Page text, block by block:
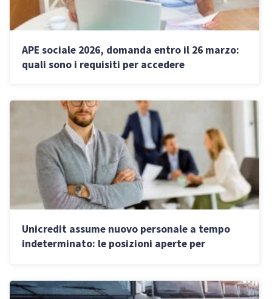
APE sociale 2026, domanda entro il 26 marzo:
quali sono i requisiti per accedere
Unicredit assume nuovo personale a tempo
indeterminato: le posizioni aperte per